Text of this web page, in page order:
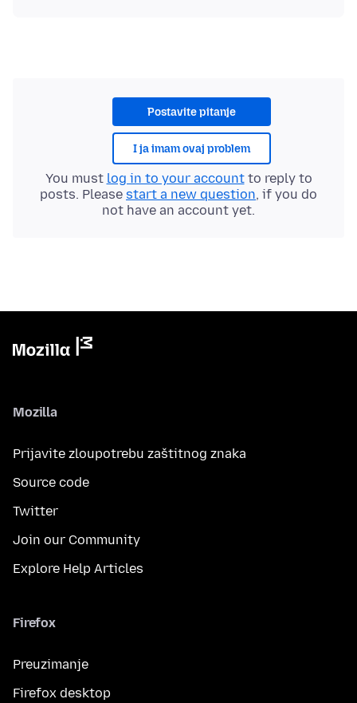
Postavite pitanje
I ja imam ovaj problem
You must log in to your accountto reply to
posts. Please start a new question, if you do
not have an account yet.
Mozilla
Prijavite zloupotrebu zaštitnog znaka
Source code
Twitter
Join our Community
Explore Help Articles
Firefox
Preuzimanje
Firefox desktop